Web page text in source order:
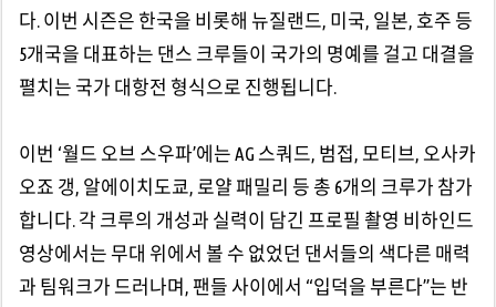
다. 이번 시즌은 한국을 비롯해 뉴질랜드, 미국, 일본, 호주 등
5개국을 대표하는 댄스 크루들이 국가의 명예를 걸고 대결을
펼치는 국가 대항전 형식으로 진행됩니다.
이번 ‘월드 오브 스우파’에는 AG 스쿼드, 범접, 모티브, 오사카
오죠 갱, 알에이치도쿄, 로얄 패밀리 등 총 6개의 크루가 참가
합니다. 각 크루의 개성과 실력이 담긴 프로필 촬영 비하인드
영상에서는 무대 위에서 볼 수 없었던 댄서들의 색다른 매력
과 팀워크가 드러나며, 팬들 사이에서 “입덕을 부른다”는 반